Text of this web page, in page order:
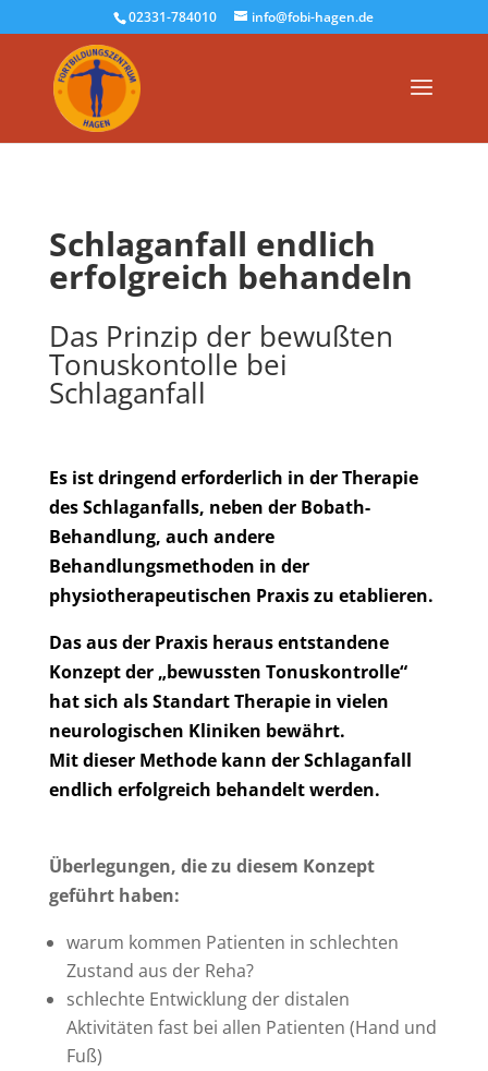
02331-784010 info@fobi-hagen.de
Schlaganfall endlich
erfolgreich behandeln
Das Prinzip der bewußten
Tonuskontolle bei
Schlaganfall
Es ist dringend erforderlich in der Therapie
des Schlaganfalls, neben der Bobath-
Behandlung, auch andere
Behandlungsmethoden in der
physiotherapeutischen Praxis zu etablieren.
Das aus der Praxis heraus entstandene
Konzept der „bewussten Tonuskontrolle“
hat sich als Standart Therapie in vielen
neurologischen Kliniken bewährt.
Mit dieser Methode kann der Schlaganfall
endlich erfolgreich behandelt werden.
Überlegungen, die zu diesem Konzept
geführt haben:
warum kommen Patienten in schlechten
Zustand aus der Reha?
schlechte Entwicklung der distalen
Aktivitäten fast bei allen Patienten (Hand und
Fuß)